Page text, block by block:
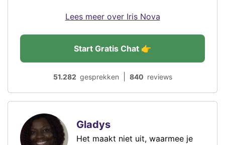
840 reviews
51.282 gesprekken
Start Gratis Chat 👉
Lees meer over Iris Nova
Gladys
Het maakt niet uit, waarmee je